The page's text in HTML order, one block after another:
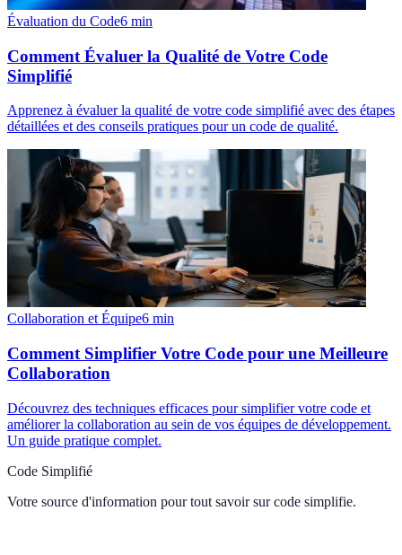
Évaluation du Code6 min
Comment Évaluer la Qualité de Votre Code
Simplifié
Apprenez à évaluer la qualité de votre code simplifié avec des étapes
détaillées et des conseils pratiques pour un code de qualité.
Collaboration et Équipe6 min
Comment Simplifier Votre Code pour une Meilleure
Collaboration
Découvrez des techniques efficaces pour simplifier votre code et
améliorer la collaboration au sein de vos équipes de développement.
Un guide pratique complet.
Code Simplifié
Votre source d'information pour tout savoir sur code simplifie.